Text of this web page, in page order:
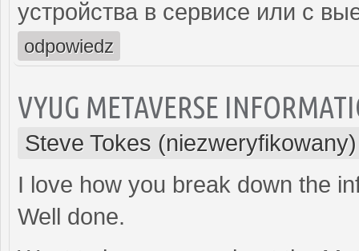
устройства в сервисе или с
odpowiedz
VYUG METAVERSE
Steve Tokes (niezweryfikowany)
I love how you break down the
Well done.